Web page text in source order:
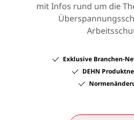
mit Infos rund um die
Exklusive Branchen-
DEHN